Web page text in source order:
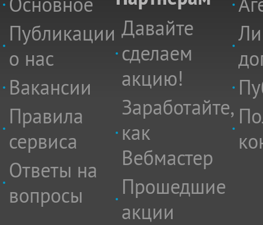
Публикации
о нас
Вакансии
Правила
сервиса
Ответы на
вопросы
Давайте
сделаем
акцию!
Заработайте,
как
Вебмастер
Прошедшие
акции